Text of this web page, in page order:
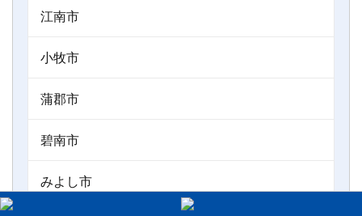
江南市
小牧市
蒲郡市
碧南市
みよし市